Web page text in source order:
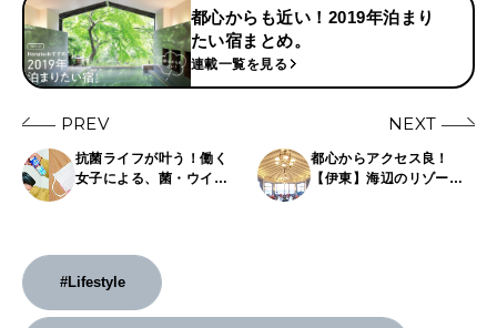
都心からも近い！2019年泊まり
たい宿まとめ。
連載一覧を見る
PREV
抗菌ライフが叶う！働く
女子による、菌・ウイル
NEXT
都心からアクセス良！
【伊東】海辺のリゾート
#Lifestyle